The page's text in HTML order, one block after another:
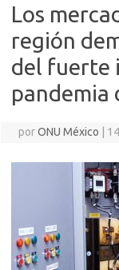
Los
región
del fuerte
pandemia
porONU México